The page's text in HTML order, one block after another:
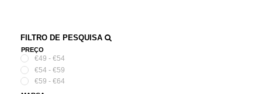
FILTRO DE PESQUISA
PREÇO
€49 - €54
€54 - €59
€59 - €64